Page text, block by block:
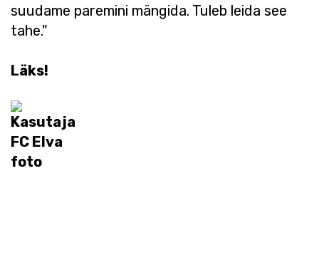
suudame paremini mängida. Tuleb leida see
tahe."
Läks!